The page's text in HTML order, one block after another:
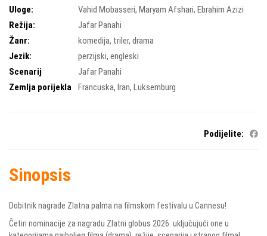
Uloge: Vahid Mobasseri,Maryam Afshari,Ebrahim Azizi
Režija:
Jafar Panahi
Žanr:
komedija, triler,drama
Jezik:
perzijski, engleski
Scenarij
Jafar Panahi
Zemlja porijekla
Francuska,Iran,Luksemburg
Podijelite:
Sinopsis
Dobitnik nagrade Zlatna palma na filmskom festivalu u Cannesu!
Četiri nominacije za nagradu Zlatni globus 2026. uključujući one u